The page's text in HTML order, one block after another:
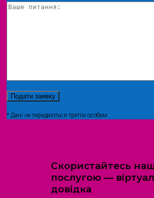
* Дані не передаються третім особам
Скористайтесь
послугою —
довідка